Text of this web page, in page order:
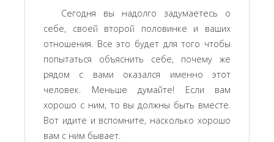
Сегодня вы надолго задумаетесь о
себе, своей второй половинке и ваших
отношения. Все это будет для того чтобы
попытаться объяснить себе, почему же
рядом с вами оказался именно этот
человек. Меньше думайте! Если вам
хорошо с ним, то вы должны быть вместе.
Вот идите и вспомните, насколько хорошо
вам с ним бывает.